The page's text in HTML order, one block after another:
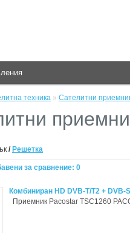
техника » Сателитни
/ Решетка
за сравнение: 0
Комбиниран HD DVB-T/T2 +
Приемник Pacostar TSC1260